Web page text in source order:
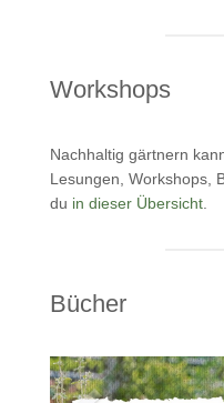
Workshops
Nachhaltig gärtnern
Lesungen, Workshops,
du in dieser Übersicht.
Bücher